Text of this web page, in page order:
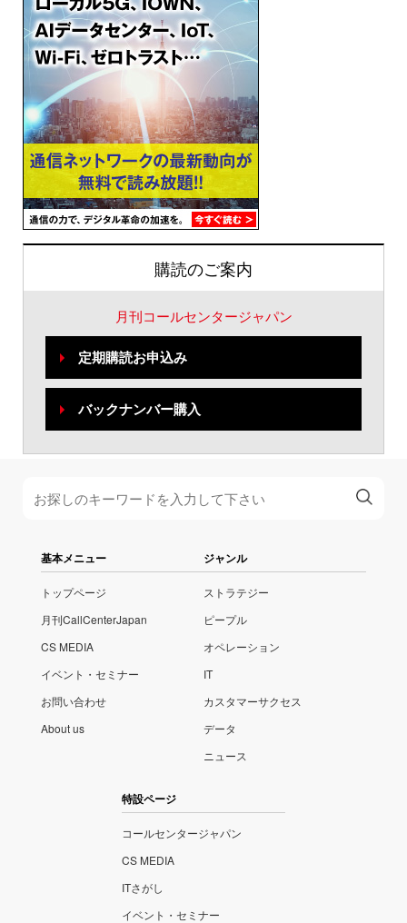
購読のご案内
月刊コールセンタージャパン
定期購読お申込み
バックナンバー購入
基本メニュー
トップページ
月刊CallCenterJapan
CS MEDIA
イベント・セミナー
お問い合わせ
About us
ジャンル
ストラテジー
ピープル
オペレーション
IT
カスタマーサクセス
データ
ニュース
特設ページ
コールセンタージャパン
CS MEDIA
ITさがし
イベント・セミナー